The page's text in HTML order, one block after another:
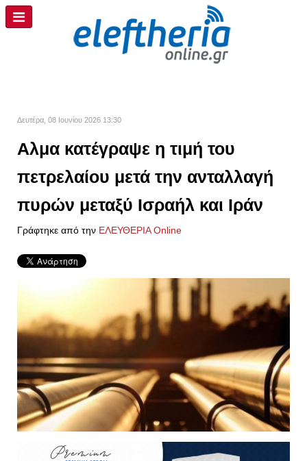
Δευτέρα, 08 Ιουνίου 2026 13:30
Αλμα κατέγραψε η τιμή του
πετρελαίου μετά την ανταλλαγή
πυρών μεταξύ Ισραήλ και Ιράν
Γράφτηκε από την ΕΛΕΥΘΕΡΙΑ Online